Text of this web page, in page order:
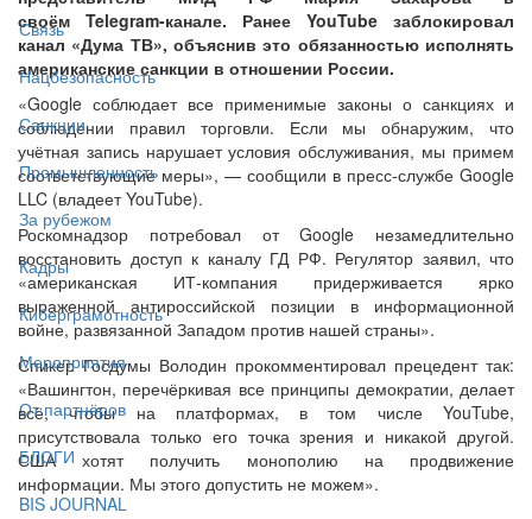
Связь
Нацбезопасность
Санкции
Промышленность
За рубежом
Кадры
Киберграмотность
Мероприятия
От партнёров
БЛОГИ
BIS JOURNAL
своём Telegram-канале. Ранее YouTube заблокировал
канал «Дума ТВ», объяснив это обязанностью исполнять
американские санкции в отношении России.
«Google соблюдает все применимые законы о санкциях и
соблюдении правил торговли. Если мы обнаружим, что
учётная запись нарушает условия обслуживания, мы примем
соответствующие меры», — сообщили в пресс-службе Google
LLC (владеет YouTube).
Роскомнадзор потребовал от Google незамедлительно
восстановить доступ к каналу ГД РФ. Регулятор заявил, что
«американская ИТ-компания придерживается ярко
выраженной антироссийской позиции в информационной
войне, развязанной Западом против нашей страны».
Спикер Госдумы Володин прокомментировал прецедент так:
«Вашингтон, перечёркивая все принципы демократии, делает
всё, чтобы на платформах, в том числе YouTube,
присутствовала только его точка зрения и никакой другой.
США хотят получить монополию на продвижение
информации. Мы этого допустить не можем».